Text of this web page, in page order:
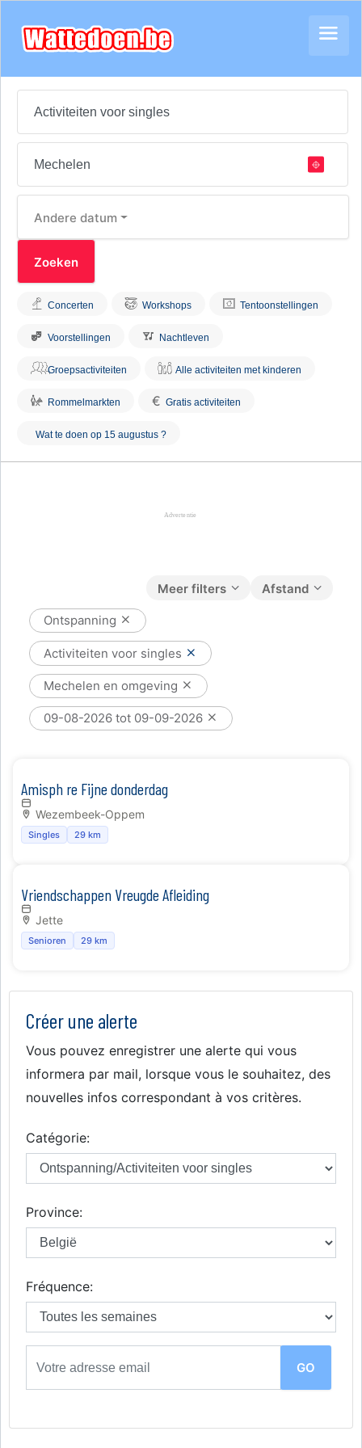
Andere datum
Concerten Workshops Tentoonstellingen
Voorstellingen Nachtleven
Groepsactiviteiten Alle activiteiten met kinderen
Rommelmarkten € Gratis activiteiten
Wat te doen op 15 augustus ?
Afstand
Meer filters
Ontspanning
Activiteiten voor singles
Mechelen en omgeving
09-08-2026 tot 09-09-2026
Amisph re Fijne donderdag
Wezembeek-Oppem
Singles 29 km
Vriendschappen Vreugde Afleiding
Jette
Senioren 29 km
Créer une alerte
Vous pouvez enregistrer une alerte qui vous
informera par mail, lorsque vous le souhaitez, des
nouvelles infos correspondant à vos critères.
Catégorie:
Province:
Fréquence: